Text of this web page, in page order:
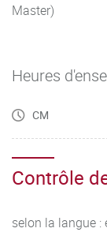
Master)
Heures
CM
Contrôle
selon la langue